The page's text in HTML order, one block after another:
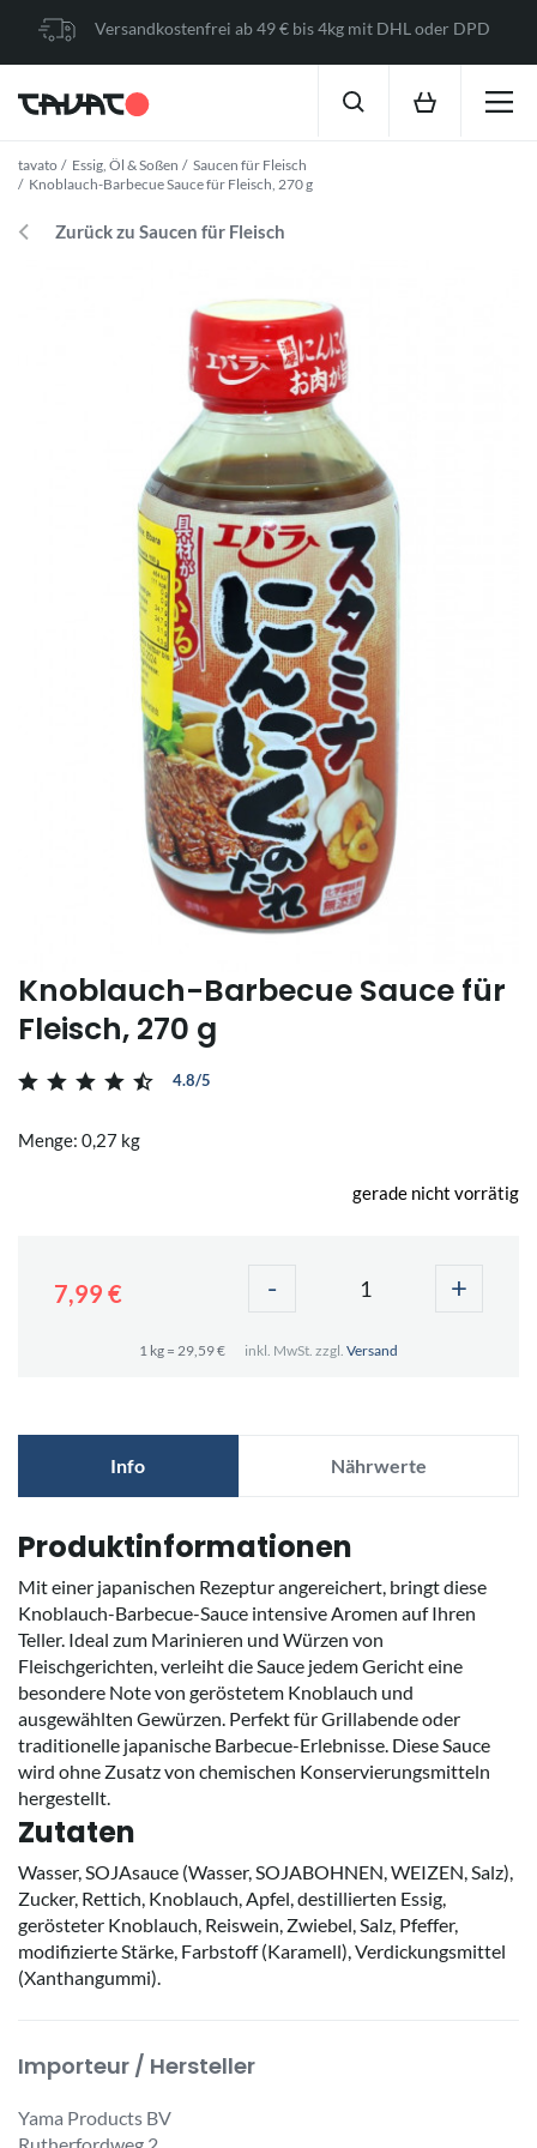
Versandkostenfrei ab 49 € bis 4kg mit DHL oder DPD
tavato Essig, Öl & Soßen
Saucen für Fleisch
Knoblauch-Barbecue Sauce für Fleisch, 270 g
Zurück zu Saucen für Fleisch
Knoblauch-Barbecue Sauce für
Fleisch, 270 g
4.8/5
Menge: 0,27 kg
gerade nicht vorrätig
7,99 € - +
1 kg = 29,59 € inkl. MwSt. zzgl. Versand
Info Nährwerte
Produktinformationen
Mit einer japanischen Rezeptur angereichert, bringt diese
Knoblauch-Barbecue-Sauce intensive Aromen auf Ihren
Teller. Ideal zum Marinieren und Würzen von
Fleischgerichten, verleiht die Sauce jedem Gericht eine
besondere Note von geröstetem Knoblauch und
ausgewählten Gewürzen. Perfekt für Grillabende oder
traditionelle japanische Barbecue-Erlebnisse. Diese Sauce
wird ohne Zusatz von chemischen Konservierungsmitteln
hergestellt.
Zutaten
Wasser, SOJAsauce (Wasser, SOJABOHNEN, WEIZEN, Salz),
Zucker, Rettich, Knoblauch, Apfel, destillierten Essig,
gerösteter Knoblauch, Reiswein, Zwiebel, Salz, Pfeffer,
modifizierte Stärke, Farbstoff (Karamell), Verdickungsmittel
(Xanthangummi).
Importeur / Hersteller
Yama Products BV